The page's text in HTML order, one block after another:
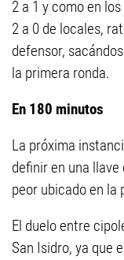
2 a 1 y como en
2 a 0 de locales,
defensor,
la primera ronda.
En 180 minutos
La próxima
definir en una
peor ubicado en la
El duelo entre
San Isidro, ya que